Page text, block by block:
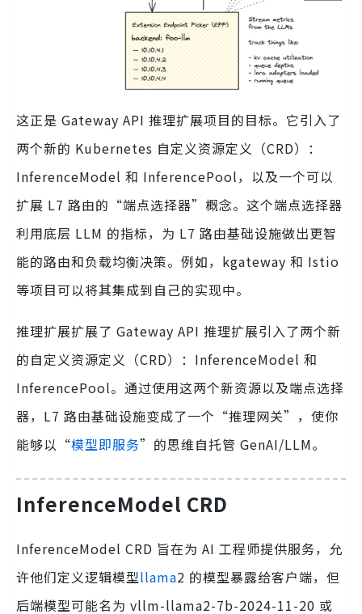
这正是 Gateway API 推理扩展项目的目标。它引入了
两个新的 Kubernetes 自定义资源定义（CRD）：
InferenceModel 和 InferencePool，以及一个可以
扩展 L7 路由的“端点选择器”概念。这个端点选择器
利用底层 LLM 的指标，为 L7 路由基础设施做出更智
能的路由和负载均衡决策。例如，kgateway 和 Istio
等项目可以将其集成到自己的实现中。
推理扩展扩展了 Gateway API 推理扩展引入了两个新
的自定义资源定义（CRD）：InferenceModel 和
InferencePool。通过使用这两个新资源以及端点选择
器，L7 路由基础设施变成了一个“推理网关”，使你
能够以“模型即服务”的思维自托管 GenAI/LLM。
InferenceModel CRD
InferenceModel CRD 旨在为 AI 工程师提供服务，允
许他们定义逻辑模型llama2 的模型暴露给客户端，但
后端模型可能名为 vllm-llama2-7b-2024-11-20 或